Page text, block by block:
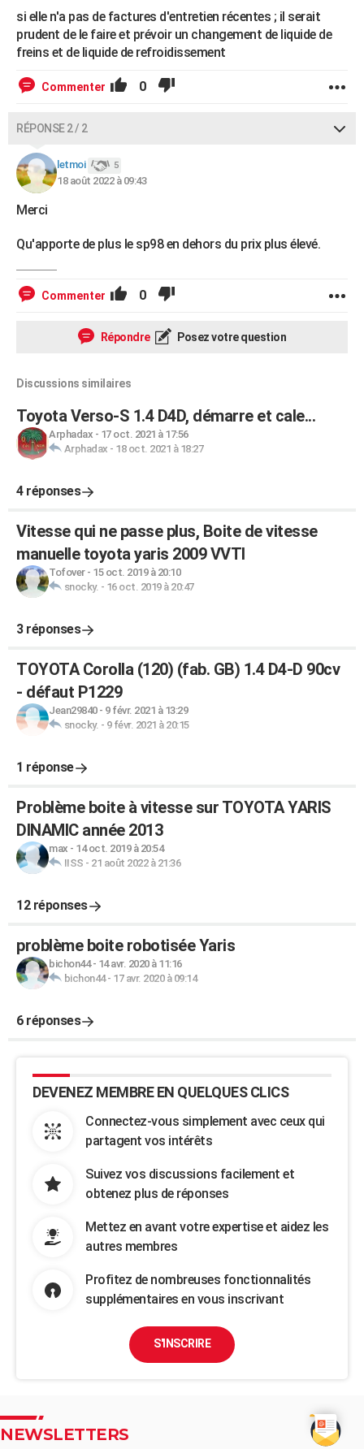
si elle n'a pas de factures d'entretien récentes ; il serait
prudent de le faire et prévoir un changement de liquide de
freins et de liquide de refroidissement
Commenter 0
RÉPONSE 2 / 2
letmoi 5
18 août 2022 à 09:43
Merci
Qu'apporte de plus le sp98 en dehors du prix plus élevé.
Commenter 0
Répondre Posez votre question
Discussions similaires
Toyota Verso-S 1.4 D4D, démarre et cale...
Arphadax - 17 oct. 2021 à 17:56
Arphadax - 18 oct. 2021 à 18:27
4 réponses
Vitesse qui ne passe plus, Boite de vitesse
manuelle toyota yaris 2009 VVTI
Tofover- 15 oct. 2019 à 20:10
snocky. - 16 oct. 2019 à 20:47
3 réponses
TOYOTA Corolla (120) (fab. GB) 1.4 D4-D 90cv
- défaut P1229
Jean29840- 9 févr. 2021 à 13:29
snocky. - 9 févr. 2021 à 20:15
1 réponse
Problème boite à vitesse sur TOYOTA YARIS
DINAMIC année 2013
max - 14 oct. 2019 à 20:54
IISS - 21 août 2022 à 21:36
12 réponses
problème boite robotisée Yaris
bichon44- 14 avr. 2020 à 11:16
bichon44- 17 avr. 2020 à 09:14
6 réponses
DEVENEZ MEMBRE EN QUELQUES CLICS
Connectez-vous simplement avec ceux qui
partagent vos intérêts
Suivez vos discussions facilement et
obtenez plus de réponses
Mettez en avant votre expertise et aidez les
autres membres
Profitez de nombreuses fonctionnalités
supplémentaires en vous inscrivant
S'INSCRIRE
NEWSLETTERS